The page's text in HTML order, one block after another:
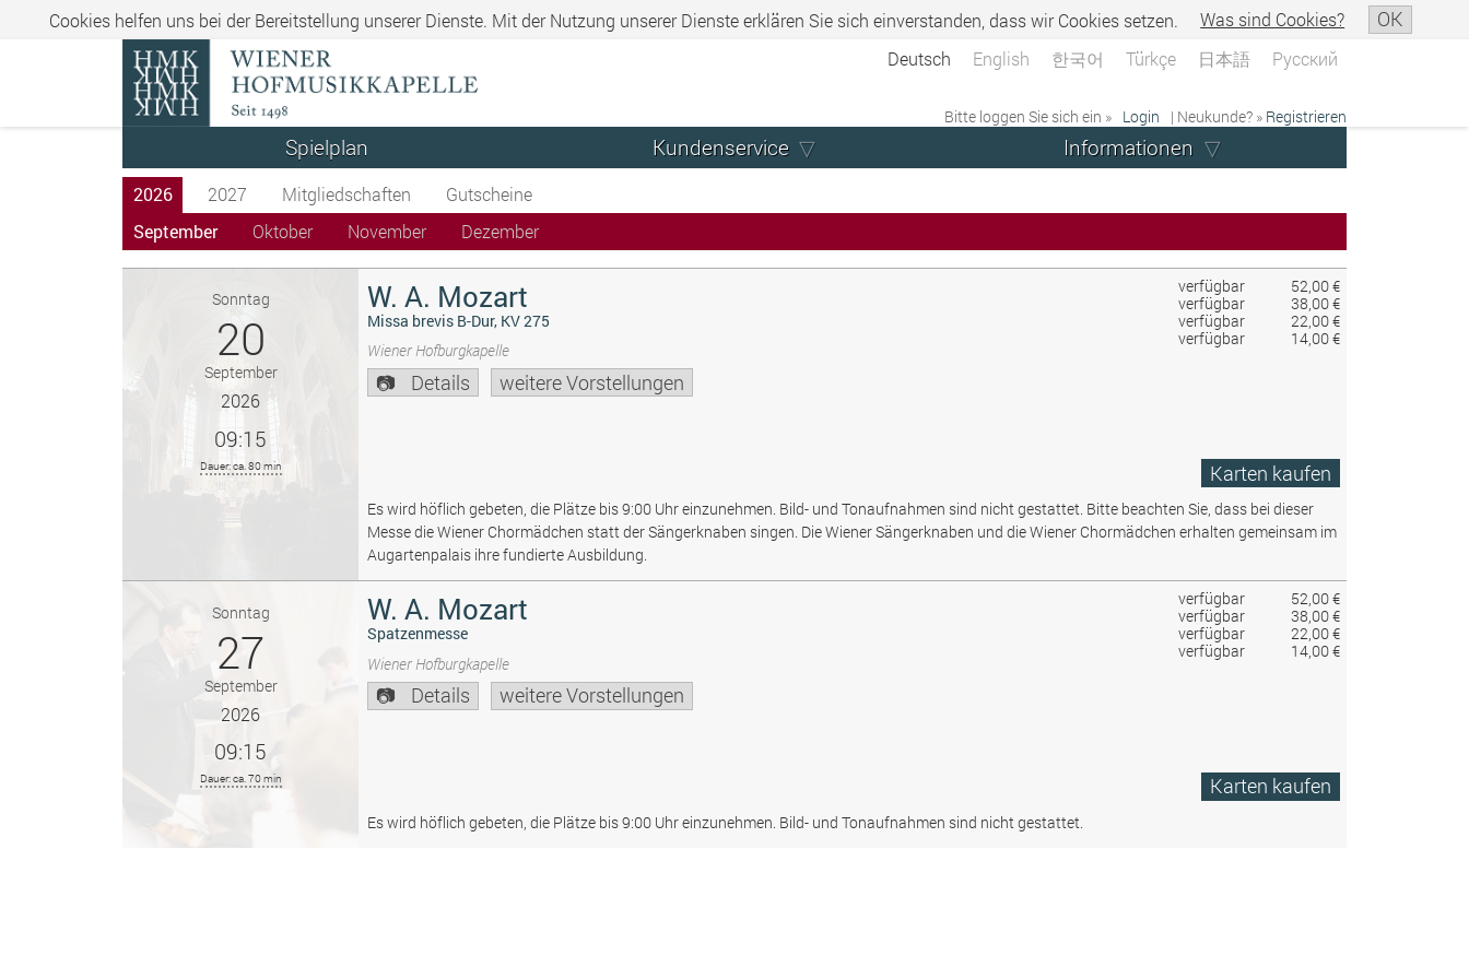
Cookies helfen uns bei der Bereitstellung unserer Dienste. Mit der Nutzung unserer Dienste erklären Sie sich einverstanden, dass wir Cookies setzen. Was sind Cookies? OK
Deutsch English 한국어 Türkçe 日本語 Русский
Bitte loggen Sie sich ein » Login | Neukunde? » Registrieren
Spielplan Kundenservice Informationen
2026 2027 Mitgliedschaften
Gutscheine
September
Oktober November Dezember
verfügbar
52,00 €
verfügbar
38,00 €
verfügbar
22,00 €
verfügbar
14,00 €
Sonntag
20
September
2026
09:15
Dauer: ca. 80 min
W. A. Mozart
Missa brevis B-Dur, KV 275
Wiener Hofburgkapelle
Details weitere Vorstellungen
Karten kaufen
Es wird höflich gebeten, die Plätze bis 9:00 Uhr einzunehmen. Bild- und Tonaufnahmen sind nicht gestattet. Bitte beachten Sie, dass bei dieser
Messe die Wiener Chormädchen statt der Sängerknaben singen. Die Wiener Sängerknaben und die Wiener Chormädchen erhalten gemeinsam im
Augartenpalais ihre fundierte Ausbildung.
verfügbar
52,00 €
verfügbar
38,00 €
verfügbar
22,00 €
verfügbar
14,00 €
Sonntag
27
September
2026
09:15
Dauer: ca. 70 min
W. A. Mozart
Spatzenmesse
Wiener Hofburgkapelle
Details weitere Vorstellungen
Karten kaufen
Es wird höflich gebeten, die Plätze bis 9:00 Uhr einzunehmen. Bild- und Tonaufnahmen sind nicht gestattet.